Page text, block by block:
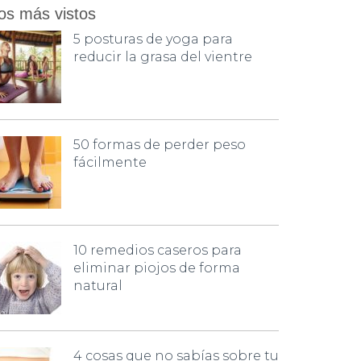
más vistos
5 posturas de yoga para
reducir la grasa del vientre
50 formas de perder peso
fácilmente
10 remedios caseros para
eliminar piojos de forma
natural
4 cosas que no sabías sobre tu